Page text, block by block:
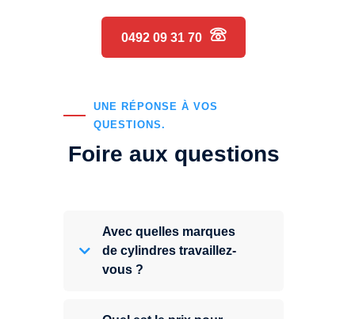
0492 09 31 70
UNE RÉPONSE À VOS
QUESTIONS.
Foire aux questions
Avec quelles marques
de cylindres travaillez-
vous ?